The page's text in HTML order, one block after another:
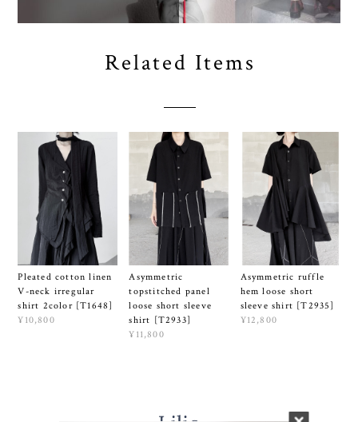
Related Items
Pleated cotton linen
V-neck irregular
shirt 2color [T1648]
¥10,800
Asymmetric
topstitched panel
loose short sleeve
shirt [T2933]
¥11,800
Asymmetric ruffle
hem loose short
sleeve shirt [T2935]
¥12,800